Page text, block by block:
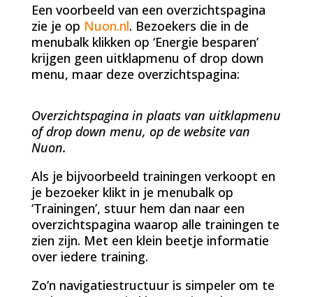
Een voorbeeld van een overzichtspagina
zie je op Nuon.nl. Bezoekers die in de
menubalk klikken op ‘Energie besparen’
krijgen geen uitklapmenu of drop down
menu, maar deze overzichtspagina:
Overzichtspagina in plaats van uitklapmenu
of drop down menu, op de website van
Nuon.
Als je bijvoorbeeld trainingen verkoopt en
je bezoeker klikt in je menubalk op
‘Trainingen’, stuur hem dan naar een
overzichtspagina waarop alle trainingen te
zien zijn. Met een klein beetje informatie
over iedere training.
Zo’n navigatiestructuur is simpeler om te